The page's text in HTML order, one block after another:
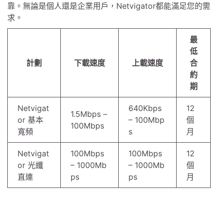
靠。無論是個人還是企業用戶，Netvigator都能滿足您的需
求。
計劃 下載速度 上載速度
最
低
合
約
期
Netvigat
or 基本
寬頻
1.5Mbps –
100Mbps
640Kbps
– 100Mbp
s
12
個
月
Netvigat
or 光纖
直連
100Mbps
– 1000Mb
ps
100Mbps
– 1000Mb
ps
12
個
月